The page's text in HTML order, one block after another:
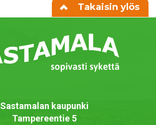
Takaisin ylös
Sastamalan kaupunki
Tampereentie 5